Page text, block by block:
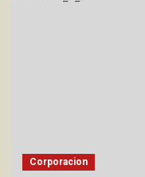
Corporacion